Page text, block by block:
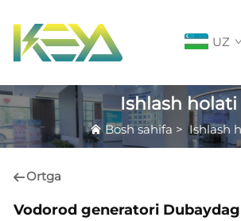
UZ
Ishlash holati
Bosh sahifa >Ishlash
Ortga
Vodorod generatori